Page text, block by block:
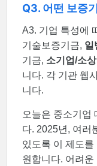
Q3. 어떤 보증
A3. 기업 특성에
기술보증기금, 일
기금, 소기업/소
니다. 각 기관 웹
니다.
오늘은 중소기업
다. 2025년, 여러
있도록 이 제도
원합니다. 어려